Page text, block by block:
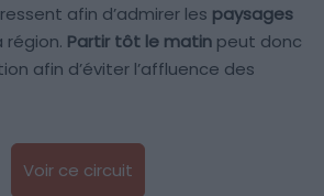
afin d’admirer les paysages
région. Partir tôt le matin peut donc
afin d’éviter l’affluence des
Voir ce circuit